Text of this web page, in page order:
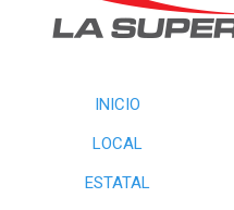
INICIO
LOCAL
ESTATAL